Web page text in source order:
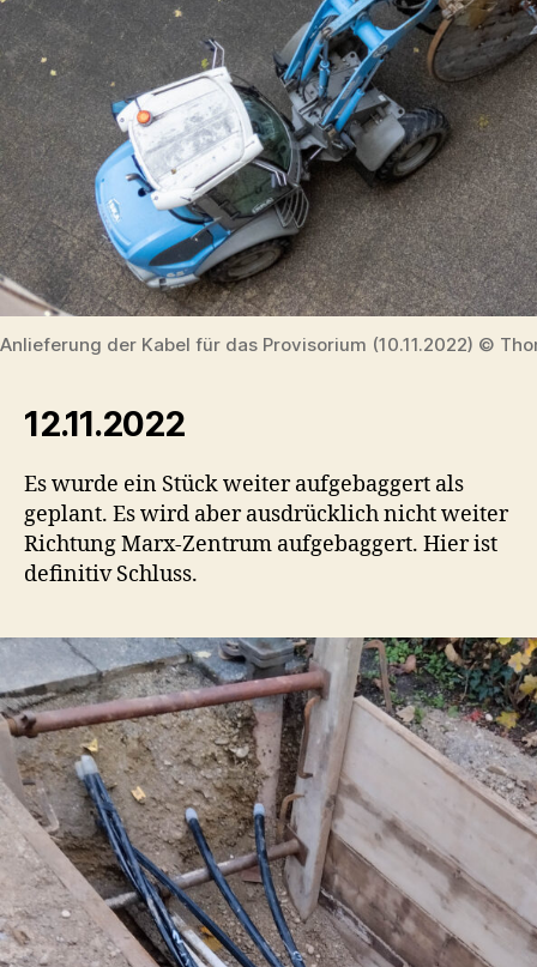
Anlieferung der Kabel für das Provisorium (10.11.2022) ©
12.11.2022
Es wurde ein Stück weiter aufgebaggert als
geplant. Es wird aber ausdrücklich nicht weiter
Richtung Marx-Zentrum aufgebaggert. Hier ist
definitiv Schluss.